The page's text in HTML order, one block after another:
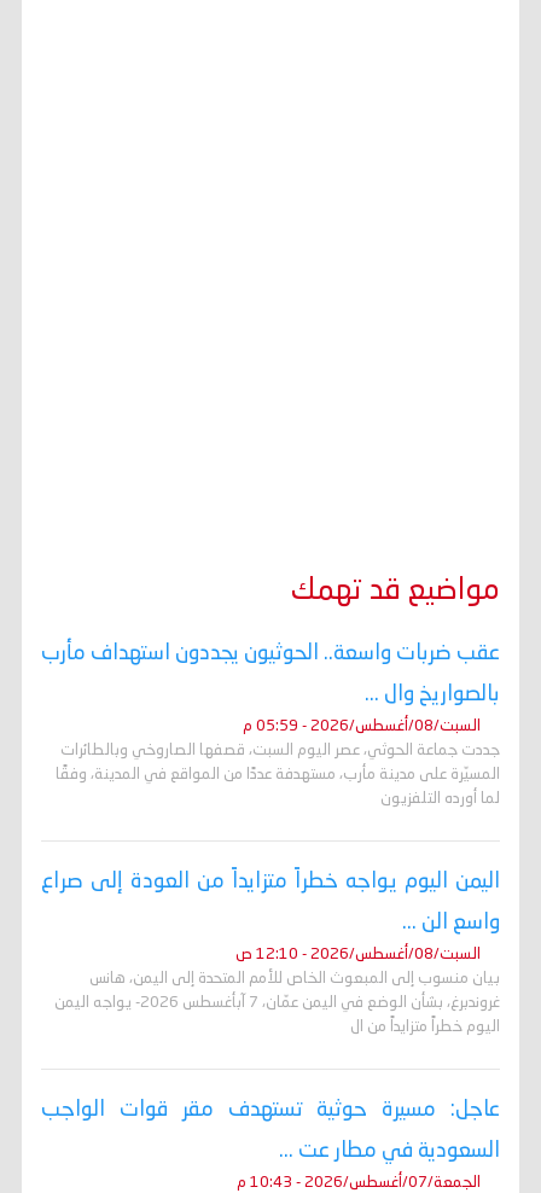
مواضيع قد تهمك
عقب ضربات واسعة.. الحوثيون يجددون استهداف مأرب
بالصواريخ وال ...
السبت/08/أغسطس/2026 - 05:59 م
جددت جماعة الحوثي، عصر اليوم السبت، قصفها الصاروخي وبالطائرات
المسيّرة على مدينة مأرب، مستهدفة عددًا من المواقع في المدينة، وفقًا
لما أورده التلفزيون
اليمن اليوم يواجه خطراً متزايداً من العودة إلى صراع
واسع الن ...
السبت/08/أغسطس/2026 - 12:10 ص
بيان منسوب إلى المبعوث الخاص للأمم المتحدة إلى اليمن، هانس
غروندبرغ، بشأن الوضع في اليمن عمّان، 7 آبأغسطس 2026- يواجه اليمن
اليوم خطراً متزايداً من ال
عاجل: مسيرة حوثية تستهدف مقر قوات الواجب
السعودية في مطار عت ...
الجمعة/07/أغسطس/2026 - 10:43 م